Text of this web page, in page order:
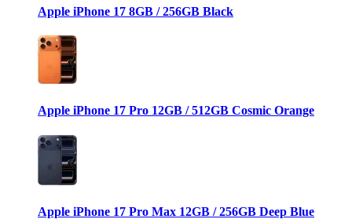
Apple iPhone 17 8GB / 256GB Black
Apple iPhone 17 Pro 12GB / 512GB Cosmic Orange
Apple iPhone 17 Pro Max 12GB / 256GB Deep Blue